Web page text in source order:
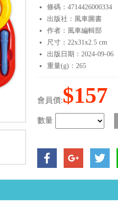
條碼：4714426000334
出版社：風車圖書
作者：風車編輯部
尺寸：22x31x2.5 cm
出版日期：2024-09-06
重量(g)：265
會員價:$157
數量